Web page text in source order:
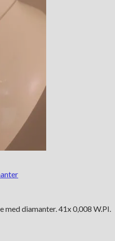
diamanter. 41x 0,008 W.PI.